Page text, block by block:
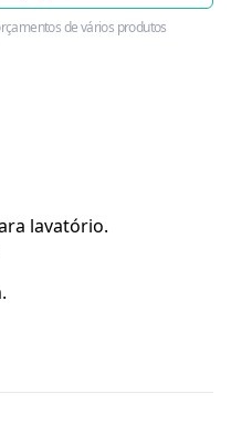
de vários produtos
lavatório.